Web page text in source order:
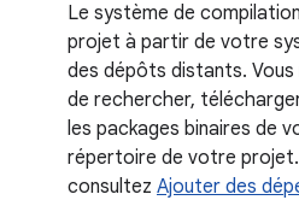
Le système de
projet à partir de votre
des dépôts distants.
de rechercher,
les packages binaires de
répertoire de votre projet.
consultez Ajouter des